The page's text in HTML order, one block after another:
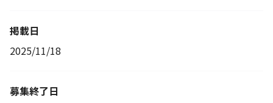
掲載日
2025/11/18
募集終了日